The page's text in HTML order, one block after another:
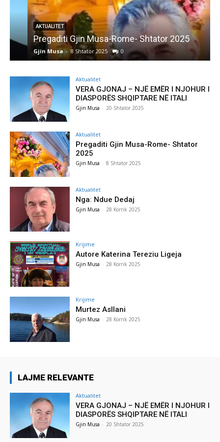
AKTUALITET
Pregaditi Gjin Musa-Rome- Shtator 2025
Gjin Musa - 8 Shtator 2025 0
Aktualitet
VERA GJONAJ – NJË EMËR I NJOHUR I
DIASPORËS SHQIPTARE NË ITALI
Gjin Musa - 20 Shtator 2025
Aktualitet
Pregaditi Gjin Musa-Rome- Shtator
2025
Gjin Musa - 8 Shtator 2025
Aktualitet
Nga: Ndue Dedaj
Gjin Musa - 28 Korrik 2025
Krijime
Autore Katerina Tereziu Ligeja
Gjin Musa - 28 Korrik 2025
Krijime
Murtez Asllani
Gjin Musa - 28 Korrik 2025
LAJME RELEVANTE
Aktualitet
VERA GJONAJ – NJË EMËR I NJOHUR I
DIASPORËS SHQIPTARE NË ITALI
Gjin Musa - 20 Shtator 2025